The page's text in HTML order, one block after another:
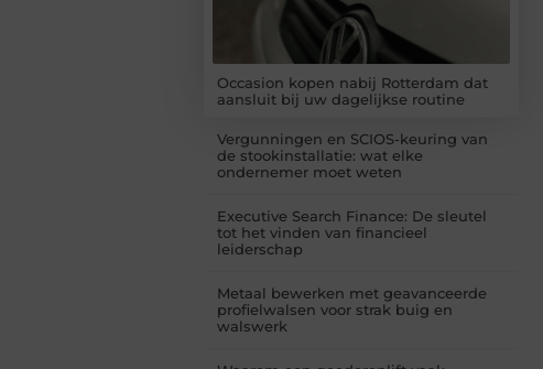
Occasion kopen nabij Rotterdam dat
aansluit bij uw dagelijkse routine
Vergunningen en SCIOS-keuring van
de stookinstallatie: wat elke
ondernemer moet weten
Executive Search Finance: De sleutel
tot het vinden van financieel
leiderschap
Metaal bewerken met geavanceerde
profielwalsen voor strak buig en
walswerk